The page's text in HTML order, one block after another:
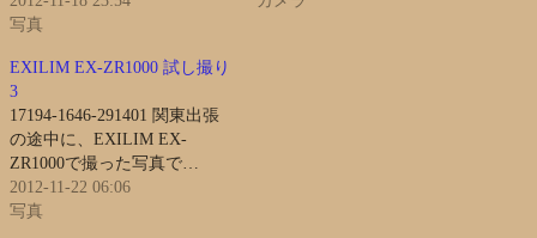
写真
EXILIM EX-ZR1000 試し撮り
3
17194-1646-291401 関東出張
の途中に、EXILIM EX-
ZR1000で撮った写真で…
2012-11-22 06:06
写真